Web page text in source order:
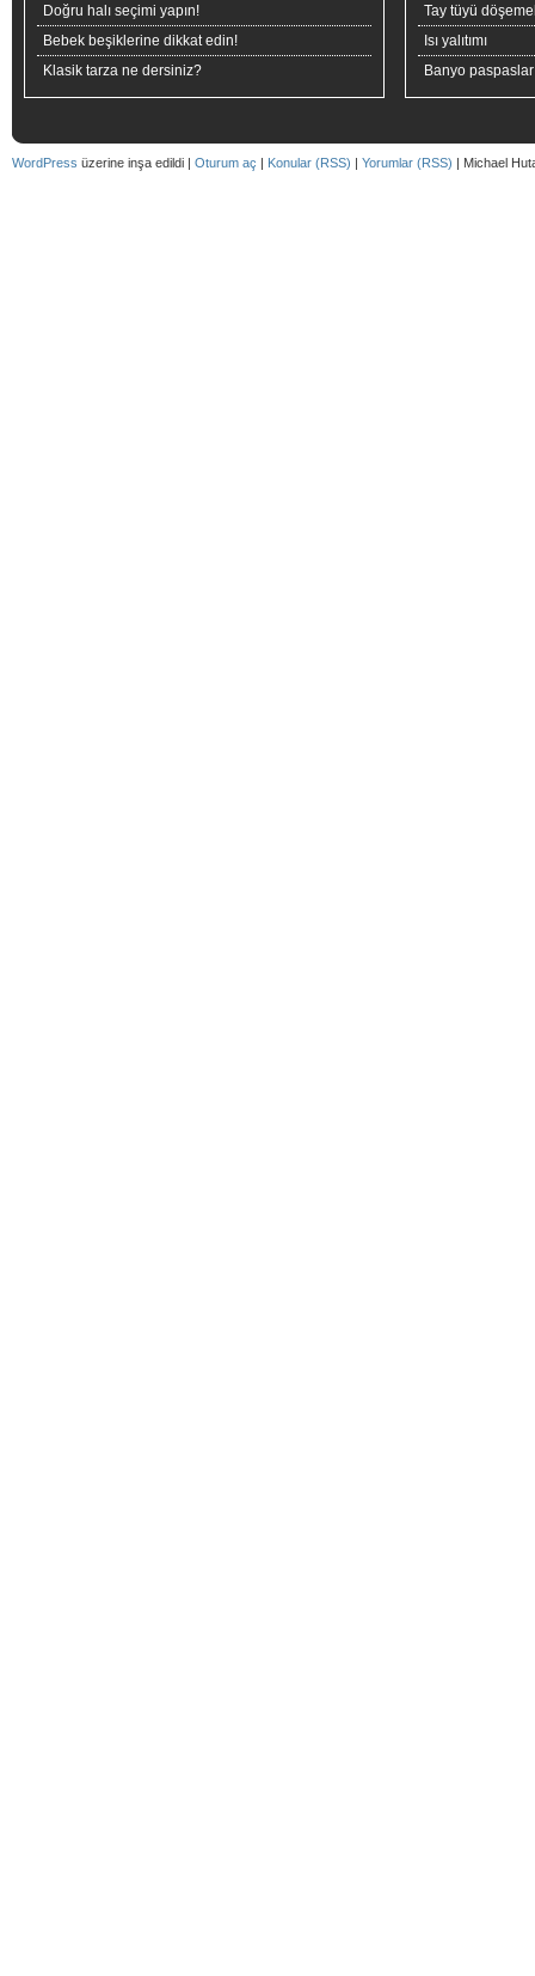
Doğru halı seçimi yapın!
Bebek beşiklerine dikkat edin!
Klasik tarza ne dersiniz?
Tay tüyü
Isı yalıtımı
Banyo
WordPress üzerine inşa edildi | Oturum aç | Konular (RSS) | Yorumlar (RSS) | Michael